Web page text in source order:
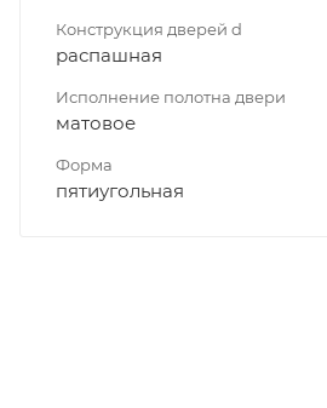
Конструкция дверей d
распашная
Исполнение полотна двери
матовое
Форма
пятиугольная